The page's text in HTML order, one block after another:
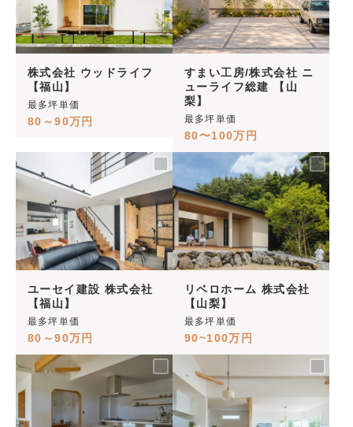
株式会社 ウッドライフ
【福山】
最多坪単価
80～90万円
すまい工房/株式会社 ニ
ューライフ総建 【山
梨】
最多坪単価
80〜100万円
ユーセイ建設 株式会社
【福山】
最多坪単価
80～90万円
リベロホーム 株式会社
【山梨】
最多坪単価
90~100万円